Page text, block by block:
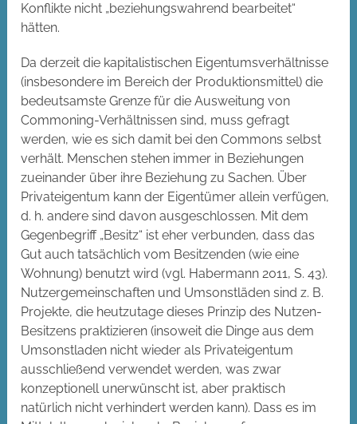
Konflikte nicht „beziehungswahrend bearbeitet“
hätten.
Da derzeit die kapitalistischen Eigentumsverhältnisse
(insbesondere im Bereich der Produktionsmittel) die
bedeutsamste Grenze für die Ausweitung von
Commoning-Verhältnissen sind, muss gefragt
werden, wie es sich damit bei den Commons selbst
verhält. Menschen stehen immer in Beziehungen
zueinander über ihre Beziehung zu Sachen. Über
Privateigentum kann der Eigentümer allein verfügen,
d. h. andere sind davon ausgeschlossen. Mit dem
Gegenbegriff „Besitz“ ist eher verbunden, dass das
Gut auch tatsächlich vom Besitzenden (wie eine
Wohnung) benutzt wird (vgl. Habermann 2011, S. 43).
Nutzergemeinschaften und Umsonstläden sind z. B.
Projekte, die heutzutage dieses Prinzip des Nutzen-
Besitzens praktizieren (insoweit die Dinge aus dem
Umsonstladen nicht wieder als Privateigentum
ausschließend verwendet werden, was zwar
konzeptionell unerwünscht ist, aber praktisch
natürlich nicht verhindert werden kann). Dass es im